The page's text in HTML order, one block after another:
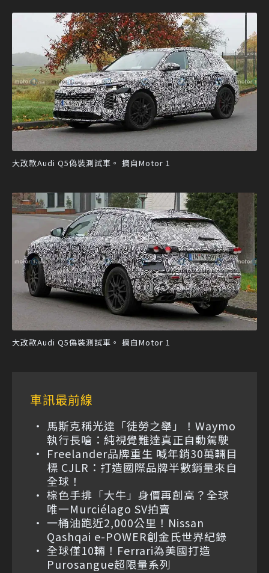
大改款Audi Q5偽裝測試車。 摘自Motor 1
大改款Audi Q5偽裝測試車。 摘自Motor 1
車訊最前線
馬斯克稱光達「徒勞之舉」！Waymo
執行長嗆：純視覺難達真正自動駕駛
Freelander品牌重生 喊年銷30萬輛目
標 CJLR：打造國際品牌半數銷量來自
全球！
棕色手排「大牛」身價再創高？全球
唯一Murciélago SV拍賣
一桶油跑近2,000公里！Nissan
Qashqai e-POWER創金氏世界紀錄
全球僅10輛！Ferrari為美國打造
Purosangue超限量系列